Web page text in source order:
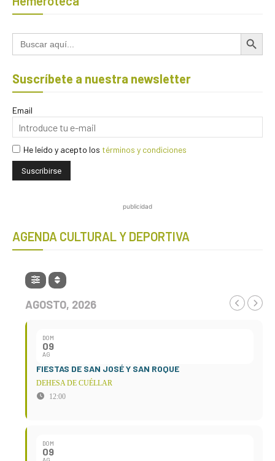
Buscar: Botón de
Suscríbete a nuestra newsletter
Email
He leído y acepto los términos y condiciones
publicidad
AGENDA CULTURAL Y DEPORTIVA
AGOSTO, 2026
DOM
09
AG
FIESTAS DE SAN JOSÉ Y SAN ROQUE
DEHESA DE CUÉLLAR
12:00
DOM
09